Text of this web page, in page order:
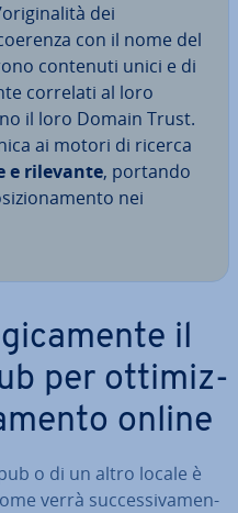
dei
con il nome del
contenuti unici e di
correlati al loro
il loro Domain Trust.
ai motori di ricerca
e rilevante, portando
nei
il
per ot­ti­miz­
online
o di un altro locale è
verrà suc­ces­si­va­men­